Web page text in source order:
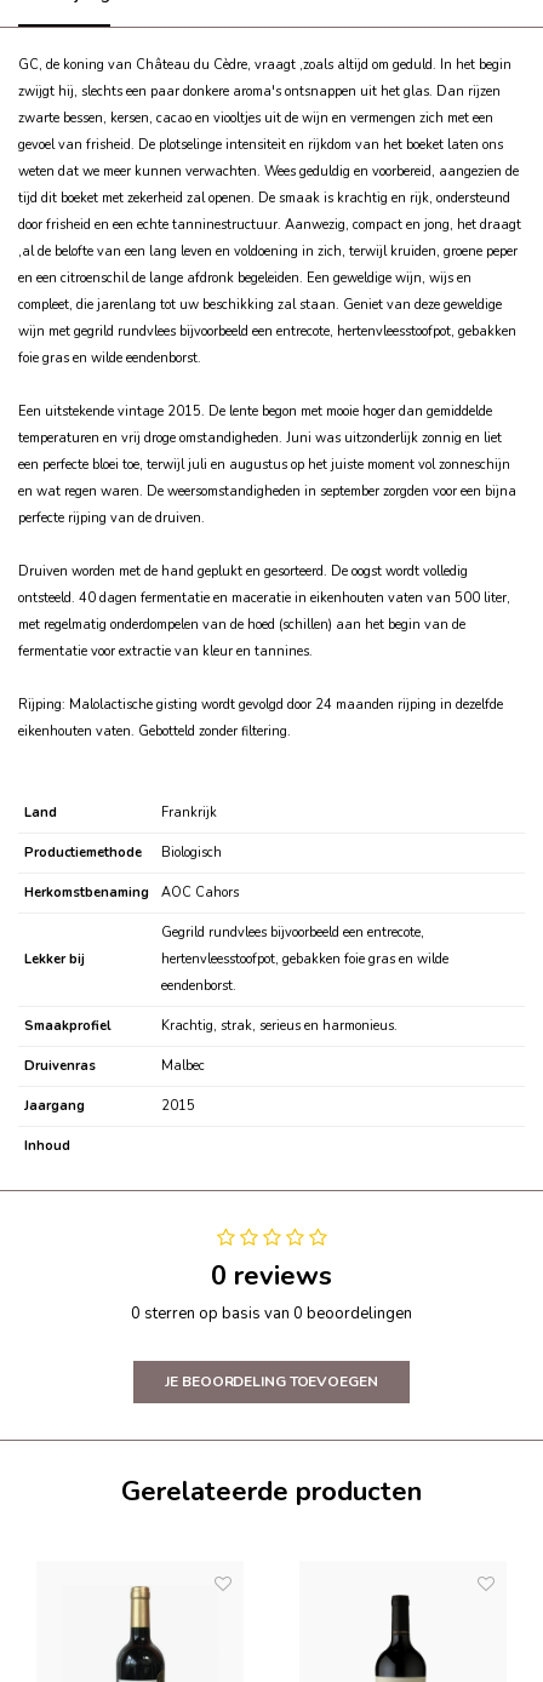
GC, de koning van Château du Cèdre, vraagt ‚zoals altijd om geduld. In het begin
zwijgt hij, slechts een paar donkere aroma's ontsnappen uit het glas. Dan rijzen
zwarte bessen, kersen, cacao en viooltjes uit de wijn en vermengen zich met een
gevoel van frisheid. De plotselinge intensiteit en rijkdom van het boeket laten ons
weten dat we meer kunnen verwachten. Wees geduldig en voorbereid, aangezien de
tijd dit boeket met zekerheid zal openen. De smaak is krachtig en rijk, ondersteund
door frisheid en een echte tanninestructuur. Aanwezig, compact en jong, het draagt
‚al de belofte van een lang leven en voldoening in zich, terwijl kruiden, groene peper
en een citroenschil de lange afdronk begeleiden. Een geweldige wijn, wijs en
compleet, die jarenlang tot uw beschikking zal staan. Geniet van deze geweldige
wijn met gegrild rundvlees bijvoorbeeld een entrecote, hertenvleesstoofpot, gebakken
foie gras en wilde eendenborst.
Een uitstekende vintage 2015. De lente begon met mooie hoger dan gemiddelde
temperaturen en vrij droge omstandigheden. Juni was uitzonderlijk zonnig en liet
een perfecte bloei toe, terwijl juli en augustus op het juiste moment vol zonneschijn
en wat regen waren. De weersomstandigheden in september zorgden voor een bijna
perfecte rijping van de druiven.
Druiven worden met de hand geplukt en gesorteerd. De oogst wordt volledig
ontsteeld. 40 dagen fermentatie en maceratie in eikenhouten vaten van 500 liter,
met regelmatig onderdompelen van de hoed (schillen) aan het begin van de
fermentatie voor extractie van kleur en tannines.
Rijping: Malolactische gisting wordt gevolgd door 24 maanden rijping in dezelfde
eikenhouten vaten. Gebotteld zonder filtering.
Land Frankrijk
Productiemethode Biologisch
Herkomstbenaming AOC Cahors
Lekker bij
Gegrild rundvlees bijvoorbeeld een entrecote,
hertenvleesstoofpot, gebakken foie gras en wilde
eendenborst.
Smaakprofiel Krachtig, strak, serieus en harmonieus.
Druivenras Malbec
Jaargang 2015
Inhoud
0 reviews
0 sterren op basis van 0 beoordelingen
JE BEOORDELING TOEVOEGEN
Gerelateerde producten